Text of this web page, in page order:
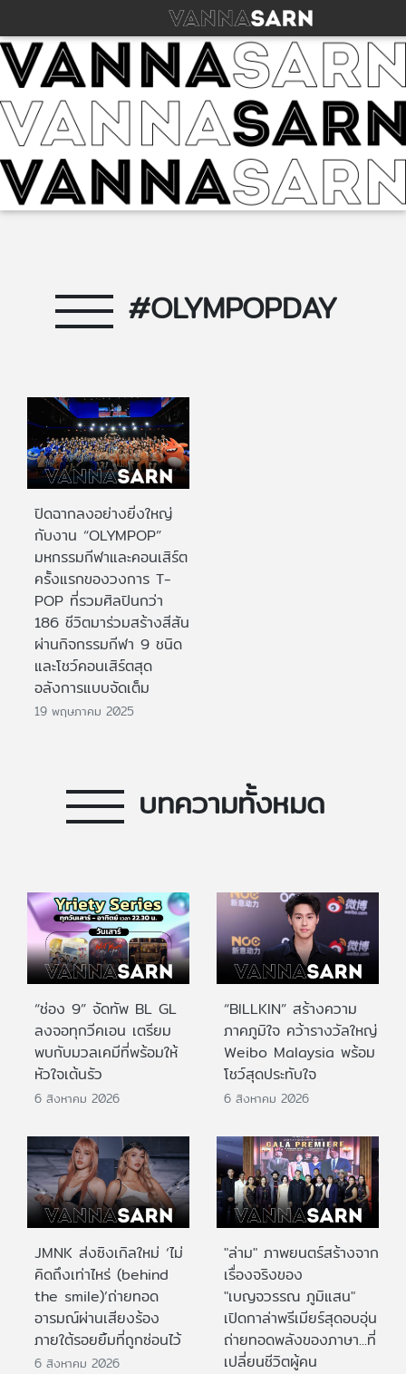
#OLYMPOPDAY
ปิดฉากลงอย่างยิ่งใหญ่
กับงาน “OLYMPOP”
มหกรรมกีฬาและคอนเสิร์ต
ครั้งแรกของวงการ T-
POP ที่รวมศิลปินกว่า
186 ชีวิตมาร่วมสร้างสีสัน
ผ่านกิจกรรมกีฬา 9 ชนิด
และโชว์คอนเสิร์ตสุด
อลังการแบบจัดเต็ม
19 พฤษภาคม 2025
บทความทั้งหมด
“ช่อง 9” จัดทัพ BL GL
ลงจอทุกวีคเอน เตรียม
พบกับมวลเคมีที่พร้อมให้
หัวใจเต้นรัว
6 สิงหาคม 2026
“BILLKIN” สร้างความ
ภาคภูมิใจ คว้ารางวัลใหญ่
Weibo Malaysia พร้อม
โชว์สุดประทับใจ
6 สิงหาคม 2026
JMNK ส่งซิงเกิลใหม่ ‘ไม่
คิดถึงเท่าไหร่ (behind
the smile)’ถ่ายทอด
อารมณ์ผ่านเสียงร้อง
ภายใต้รอยยิ้มที่ถูกซ่อนไว้
6 สิงหาคม 2026
"ล่าม" ภาพยนตร์สร้างจาก
เรื่องจริงของ
"เบญจวรรณ ภูมิแสน"
เปิดกาล่าพรีเมียร์สุดอบอุ่น
ถ่ายทอดพลังของภาษา...ที่
เปลี่ยนชีวิตผู้คน